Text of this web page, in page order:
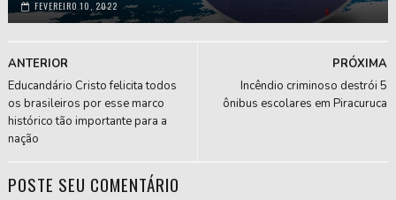
FEVEREIRO 10, 2022
PRÓXIMA
Incêndio criminoso destrói 5
ônibus escolares em Piracuruca
ANTERIOR
Educandário Cristo felicita todos
os brasileiros por esse marco
histórico tão importante para a
nação
POSTE SEU COMENTÁRIO